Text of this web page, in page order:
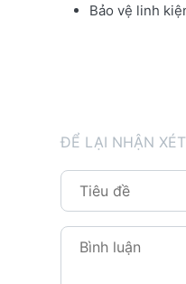
Bảo vệ linh
ĐỂ LẠI NHẬN